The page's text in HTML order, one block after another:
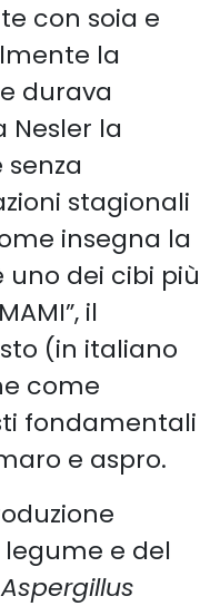
con soia e
la
durava
Nesler la
stagionali
insegna la
uno dei cibi più
il
(in italiano
come
fondamentali
e aspro.
legume e del
Aspergillus